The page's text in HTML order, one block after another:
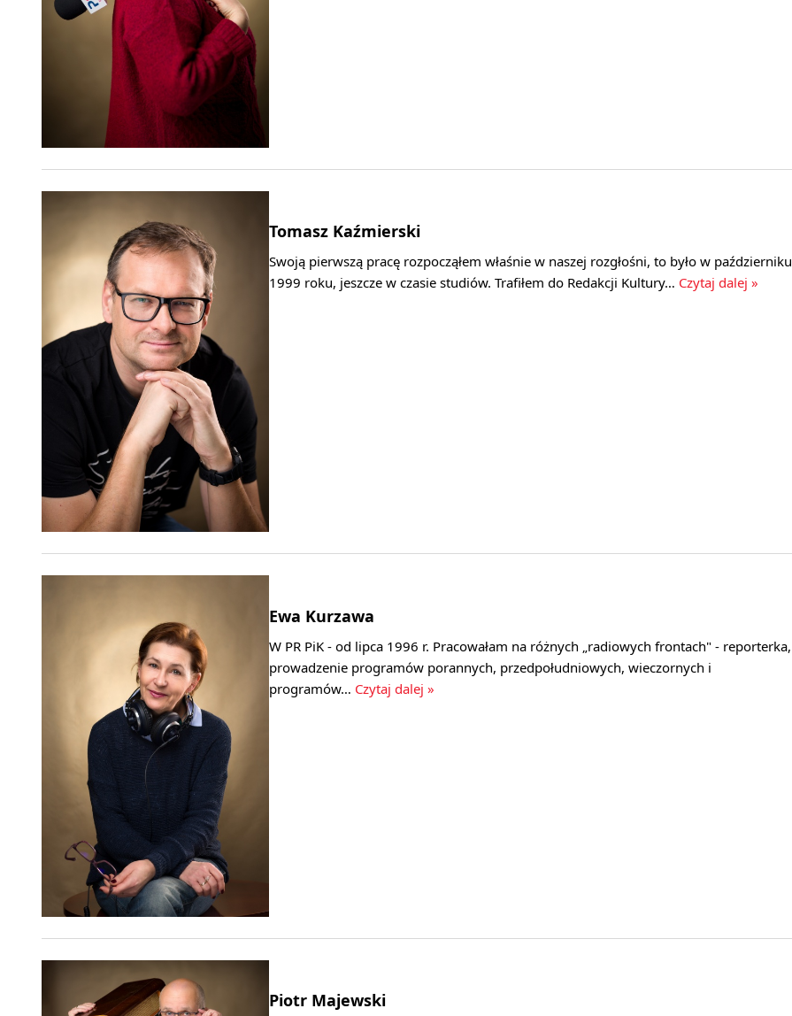
Tomasz Kaźmierski
Swoją pierwszą pracę rozpocząłem właśnie w naszej rozgłośni, to było w październiku
1999 roku, jeszcze w czasie studiów. Trafiłem do Redakcji Kultury… Czytaj dalej »
Ewa Kurzawa
W PR PiK - od lipca 1996 r. Pracowałam na różnych „radiowych frontach" - reporterka,
prowadzenie programów porannych, przedpołudniowych, wieczornych i
programów… Czytaj dalej »
Piotr Majewski